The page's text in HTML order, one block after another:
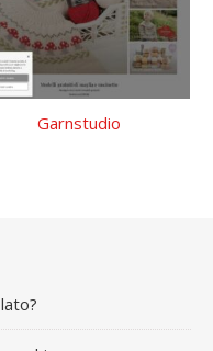
Garnstudio